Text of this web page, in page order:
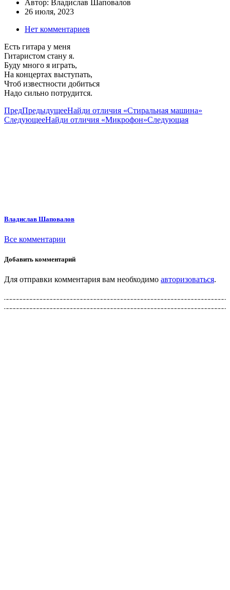
Автор: Владислав Шаповалов
26 июля, 2023
Нет комментариев
Есть гитара у меня
Гитаристом стану я.
Буду много я играть,
На концертах выступать,
Чтоб известности добиться
Надо сильно потрудится.
ПредПредыдущееНайди отличия «Стиральная машина»
СледующееНайди отличия «Микрофон»Следующая
Владислав Шаповалов
Все комментарии
Добавить комментарий
Для отправки комментария вам необходимо авторизоваться.